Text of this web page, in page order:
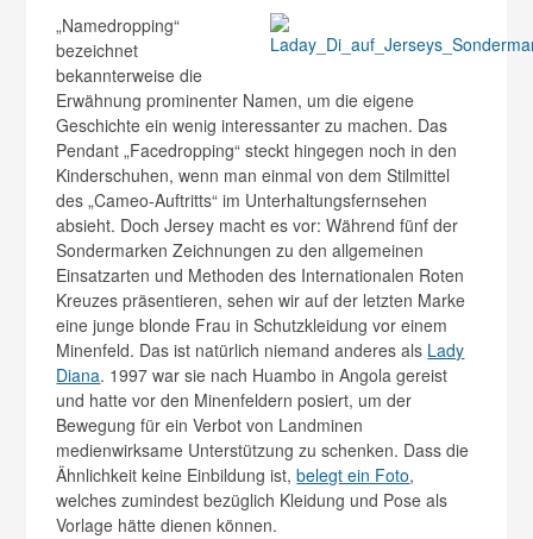
„Namedropping“
bezeichnet
bekannterweise die
Erwähnung prominenter Namen, um die eigene
Geschichte ein wenig interessanter zu machen. Das
Pendant „Facedropping“ steckt hingegen noch in den
Kinderschuhen, wenn man einmal von dem Stilmittel
des „Cameo-Auftritts“ im Unterhaltungsfernsehen
absieht. Doch Jersey macht es vor: Während fünf der
Sondermarken Zeichnungen zu den allgemeinen
Einsatzarten und Methoden des Internationalen Roten
Kreuzes präsentieren, sehen wir auf der letzten Marke
eine junge blonde Frau in Schutzkleidung vor einem
Minenfeld. Das ist natürlich niemand anderes als Lady
Diana. 1997 war sie nach Huambo in Angola gereist
und hatte vor den Minenfeldern posiert, um der
Bewegung für ein Verbot von Landminen
medienwirksame Unterstützung zu schenken. Dass die
Ähnlichkeit keine Einbildung ist,belegt ein Foto,
welches zumindest bezüglich Kleidung und Pose als
Vorlage hätte dienen können.